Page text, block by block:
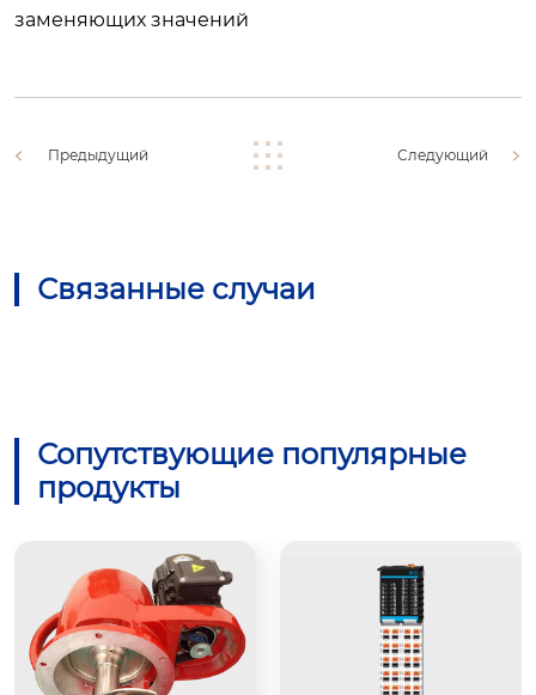
заменяющих значений
Предыдущий Следующий
Связанные случаи
Сопутствующие популярные
продукты